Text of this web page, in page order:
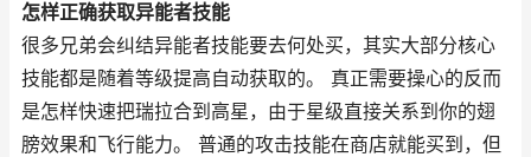
怎样正确获取异能者技能
很多兄弟会纠结异能者技能要去何处买，其实大部分核心
技能都是随着等级提高自动获取的。 真正需要操心的反而
是怎样快速把瑞拉合到高星，由于星级直接关系到你的翅
膀效果和飞行能力。 普通的攻击技能在商店就能买到，但